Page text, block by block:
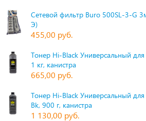
Сетевой фильтр Buro 500SL-3-G
Э)
455,00 руб.
Тонер Hi-Black Универсальный
1 кг, канистра
665,00 руб.
Тонер Hi-Black Универсальный
Bk, 900 г, канистра
1 130,00 руб.